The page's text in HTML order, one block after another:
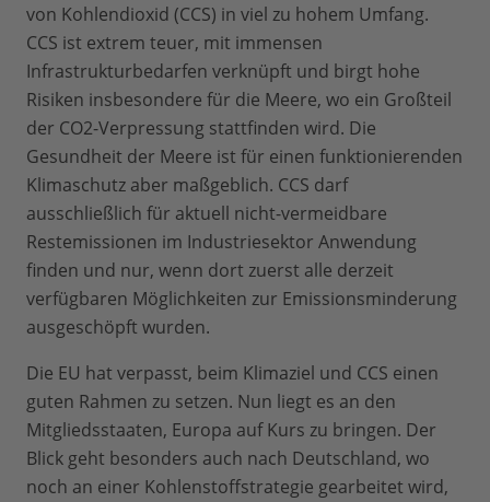
von Kohlendioxid (CCS) in viel zu hohem Umfang.
CCS ist extrem teuer, mit immensen
Infrastrukturbedarfen verknüpft und birgt hohe
Risiken insbesondere für die Meere, wo ein Großteil
der CO2-Verpressung stattfinden wird. Die
Gesundheit der Meere ist für einen funktionierenden
Klimaschutz aber maßgeblich. CCS darf
ausschließlich für aktuell nicht-vermeidbare
Restemissionen im Industriesektor Anwendung
finden und nur, wenn dort zuerst alle derzeit
verfügbaren Möglichkeiten zur Emissionsminderung
ausgeschöpft wurden.
Die EU hat verpasst, beim Klimaziel und CCS einen
guten Rahmen zu setzen. Nun liegt es an den
Mitgliedsstaaten, Europa auf Kurs zu bringen. Der
Blick geht besonders auch nach Deutschland, wo
noch an einer Kohlenstoffstrategie gearbeitet wird,